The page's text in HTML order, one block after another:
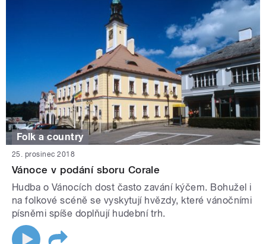
Folk a country
25. prosinec 2018
Vánoce v podání sboru Corale
Hudba o Vánocích dost často zavání kýčem. Bohužel i
na folkové scéně se vyskytují hvězdy, které vánočními
písněmi spíše doplňují hudební trh.